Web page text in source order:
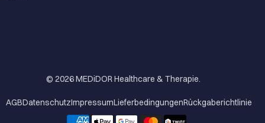
© 2026MEDiDOR Healthcare & Therapie
AGBDatenschutzImpressumLieferbedingungenRückgaberichtlinie